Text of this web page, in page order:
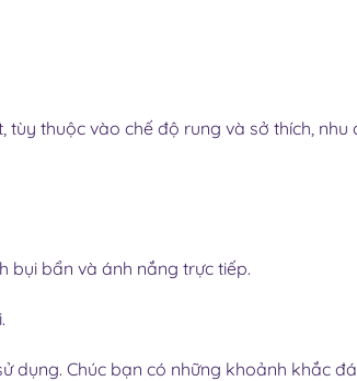
thuộc vào chế độ rung và sở thích, nhu
bụi bẩn và ánh nắng trực tiếp.
Chúc bạn có những khoảnh khắc